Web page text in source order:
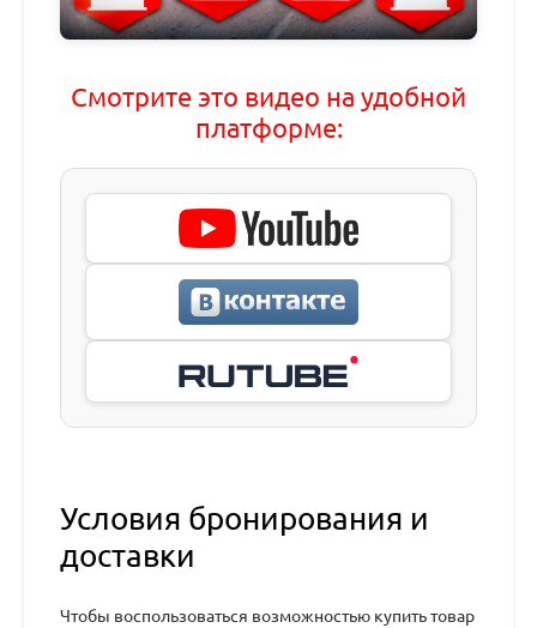
Смотрите это видео на удобной
платформе:
Условия бронирования и
доставки
Чтобы воспользоваться возможностью купить товар